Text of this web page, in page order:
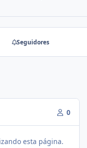
Seguidores
0
esta página.